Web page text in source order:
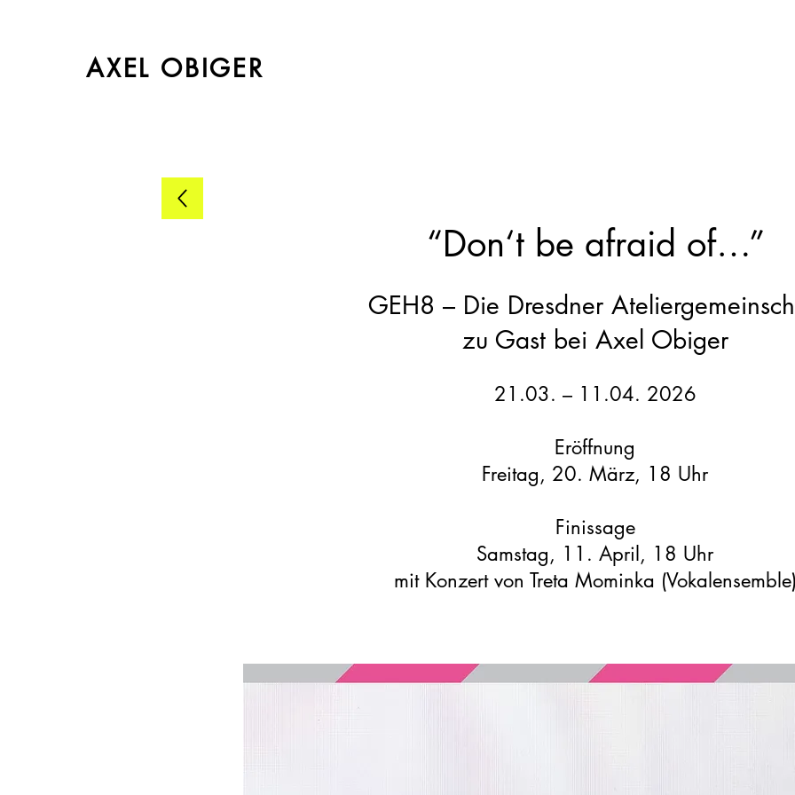
AXEL OBIGER
“Don‘t be afraid of…”
GEH8 – Die Dresdner
zu Gast bei Axel Obiger
21.03. – 11.04. 2026
Eröffnung
Freitag, 20. März, 18 Uhr
Finissage
Samstag, 11. April, 18 Uhr
mit Konzert von Treta Mominka